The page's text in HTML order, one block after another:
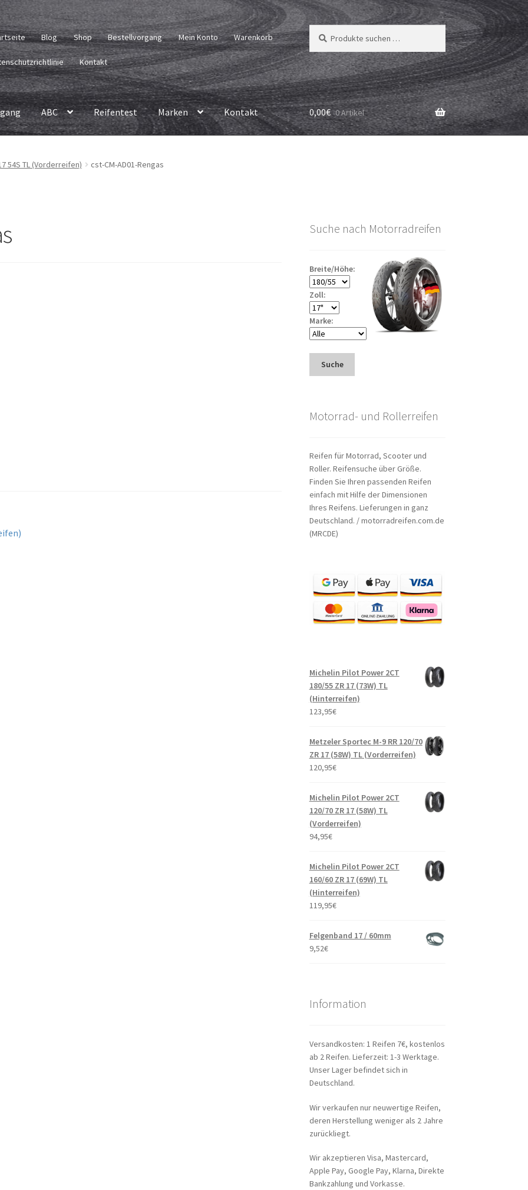
Blog Shop Bestellvorgang Mein Konto Warenkorb
Kontakt
Suchen
nach:
Suchen
ABC Reifentest Marken Kontakt 0,00€ 0 Artikel
54S TL (Vorderreifen) cst-CM-AD01-Rengas
Suche nach Motorradreifen
Breite/Höhe:
Zoll:
Marke:
Suche
Motorrad- und Rollerreifen
Reifen für Motorrad, Scooter und
Roller. Reifensuche über Größe.
Finden Sie Ihren passenden Reifen
einfach mit Hilfe der Dimensionen
Ihres Reifens. Lieferungen in ganz
Deutschland. / motorradreifen.com.de
(MRCDE)
Michelin Pilot Power 2CT
180/55 ZR 17 (73W) TL
(Hinterreifen)
123,95€
Metzeler Sportec M-9 RR 120/70
ZR 17 (58W) TL (Vorderreifen)
120,95€
Michelin Pilot Power 2CT
120/70 ZR 17 (58W) TL
(Vorderreifen)
94,95€
Michelin Pilot Power 2CT
160/60 ZR 17 (69W) TL
(Hinterreifen)
119,95€
Felgenband 17 / 60mm
9,52€
Information
Versandkosten: 1 Reifen 7€, kostenlos
ab 2 Reifen. Lieferzeit: 1-3 Werktage.
Unser Lager befindet sich in
Deutschland.
Wir verkaufen nur neuwertige Reifen,
deren Herstellung weniger als 2 Jahre
zurückliegt.
Wir akzeptieren Visa, Mastercard,
Apple Pay, Google Pay, Klarna, Direkte
Bankzahlung und Vorkasse.